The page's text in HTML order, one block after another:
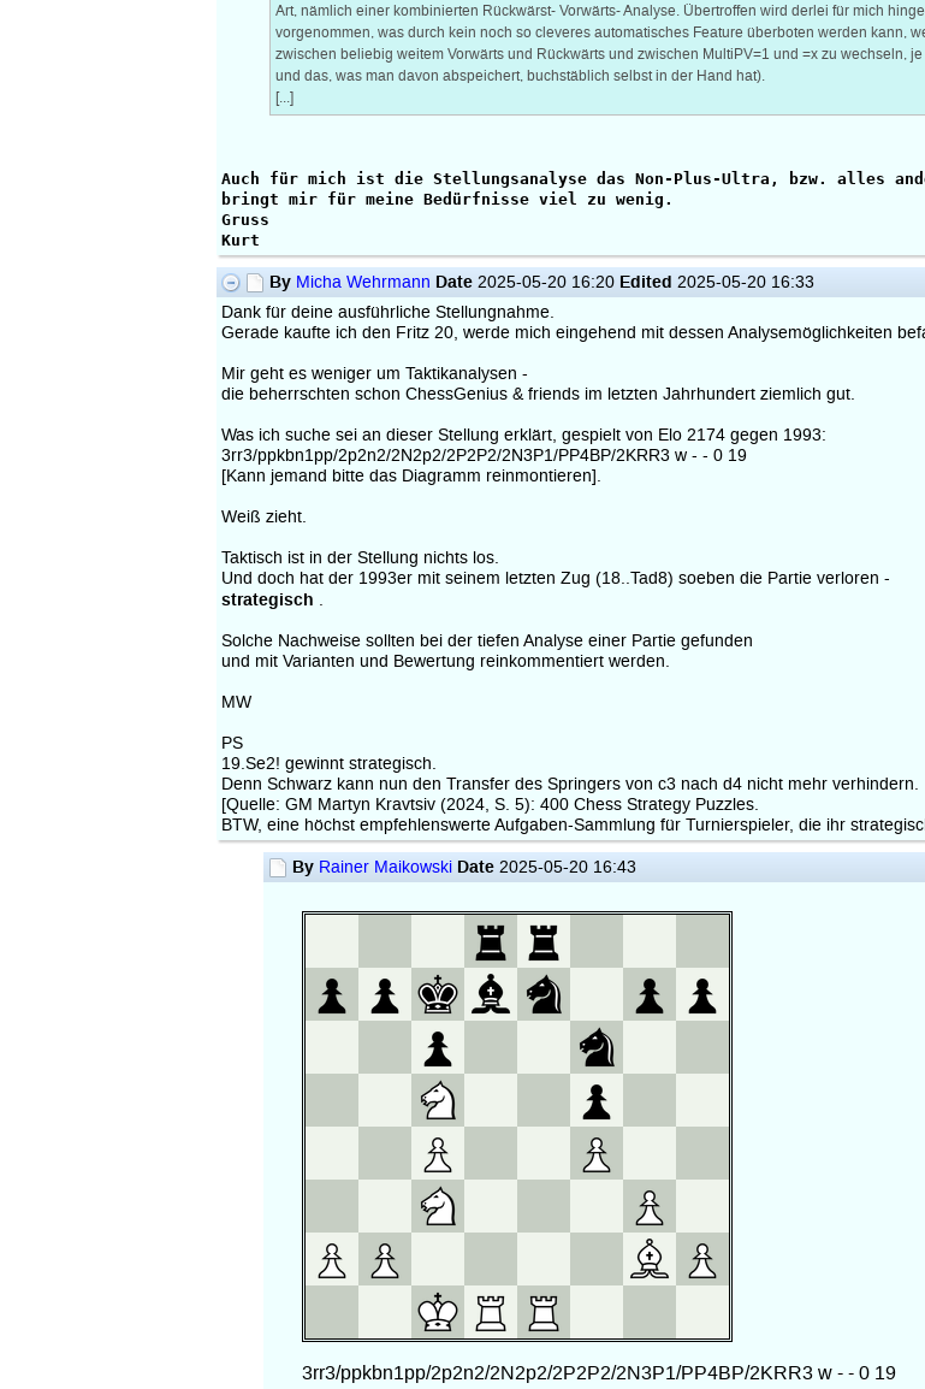
Art, nämlich einer kombinierten Rückwärst- Vorwärts- Analyse. Übertroffen wird derlei für mich
vorgenommen, was durch kein noch so cleveres automatisches Feature überboten werden
zwischen beliebig weitem Vorwärts und Rückwärts und zwischen MultiPV=1 und =x zu wechseln,
und das, was man davon abspeichert, buchstäblich selbst in der Hand hat).
[...]
Auch für mich ist die Stellungsanalyse das Non-Plus-Ultra, bzw. alles
bringt mir für meine Bedürfnisse viel zu wenig.
Gruss
Kurt
By Micha Wehrmann Date2025-05-20 16:20 Edited 2025-05-20 16:33
Dank für deine ausführliche Stellungnahme.
Gerade kaufte ich den Fritz 20, werde mich eingehend mit dessen Analysemöglichkeiten
Mir geht es weniger um Taktikanalysen -
die beherrschten schon ChessGenius & friends im letzten Jahrhundert ziemlich gut.
Was ich suche sei an dieser Stellung erklärt, gespielt von Elo 2174 gegen 1993:
3rr3/ppkbn1pp/2p2n2/2N2p2/2P2P2/2N3P1/PP4BP/2KRR3 w - - 0 19
[Kann jemand bitte das Diagramm reinmontieren].
Weiß zieht.
Taktisch ist in der Stellung nichts los.
Und doch hat der 1993er mit seinem letzten Zug (18..Tad8) soeben die Partie verloren -
strategisch .
Solche Nachweise sollten bei der tiefen Analyse einer Partie gefunden
und mit Varianten und Bewertung reinkommentiert werden.
MW
PS
19.Se2! gewinnt strategisch.
Denn Schwarz kann nun den Transfer des Springers von c3 nach d4 nicht mehr verhindern.
[Quelle: GM Martyn Kravtsiv (2024, S. 5): 400 Chess Strategy Puzzles.
BTW, eine höchst empfehlenswerte Aufgaben-Sammlung für Turnierspieler, die ihr
By Rainer Maikowski Date2025-05-20 16:43